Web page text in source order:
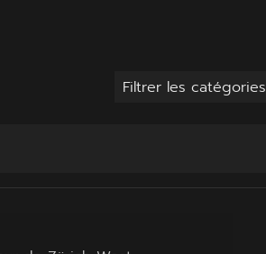
Filtrer les catégories